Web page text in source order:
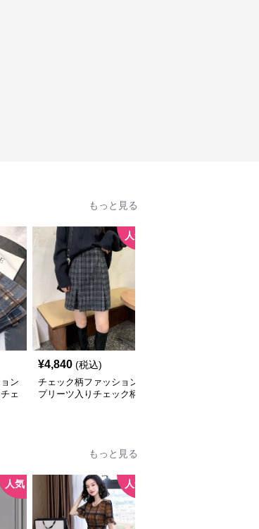
もっと見る
ン
ェ
人気
¥4,840 (税込)
チェック柄ファッション
プリーツ入りチェック柄
もっと見る
人気 人気